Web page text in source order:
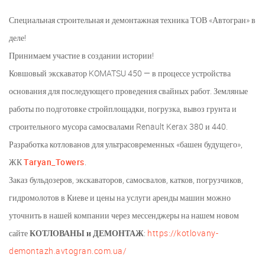
Специальная строительная и демонтажная техника ТОВ «Автогран» в
деле!
Принимаем участие в создании истории!
Ковшовый экскаватор KOMATSU 450 — в процессе устройства
основания для последующего проведения свайных работ. Земляные
работы по подготовке стройплощадки, погрузка, вывоз грунта и
строительного мусора самосвалами Renault Kerax 380 и 440.
Разработка котлованов для ультрасовременных «башен будущего»,
ЖКTaryan_Towers.
Заказ бульдозеров, экскаваторов, самосвалов, катков, погрузчиков,
гидромолотов в Киеве и цены на услуги аренды машин можно
уточнить в нашей компании через мессенджеры на нашем новом
сайтеКОТЛОВАНЫ и ДЕМОНТАЖ: https://kotlovany-
demontazh.avtogran.com.ua/